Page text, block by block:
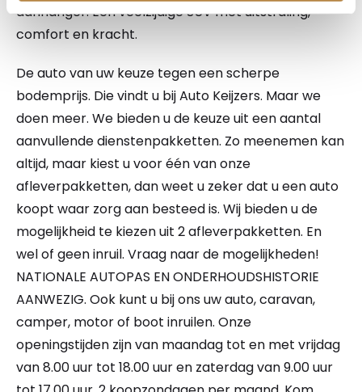
aanhanger. Een veelzijdige SUV met uitstraling,
comfort en kracht.
De auto van uw keuze tegen een scherpe
bodemprijs. Die vindt u bij Auto Keijzers. Maar we
doen meer. We bieden u de keuze uit een aantal
aanvullende dienstenpakketten. Zo meenemen kan
altijd, maar kiest u voor één van onze
afleverpakketten, dan weet u zeker dat u een auto
koopt waar zorg aan besteed is. Wij bieden u de
mogelijkheid te kiezen uit 2 afleverpakketten. En
wel of geen inruil. Vraag naar de mogelijkheden!
NATIONALE AUTOPAS EN ONDERHOUDSHISTORIE
AANWEZIG. Ook kunt u bij ons uw auto, caravan,
camper, motor of boot inruilen. Onze
openingstijden zijn van maandag tot en met vrijdag
van 8.00 uur tot 18.00 uur en zaterdag van 9.00 uur